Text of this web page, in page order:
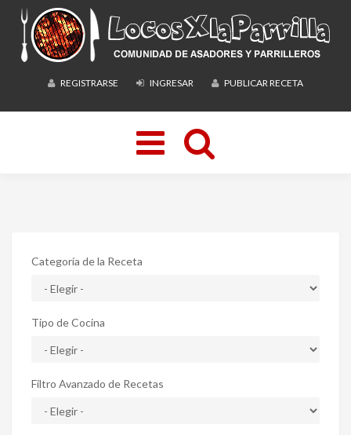
REGISTRARSE INGRESAR PUBLICAR RECETA
Toggle
navigation
Categoría de la Receta
Tipo de Cocina
Filtro Avanzado de Recetas